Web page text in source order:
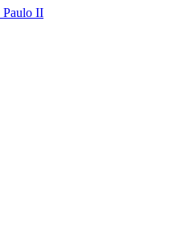
Paulo II